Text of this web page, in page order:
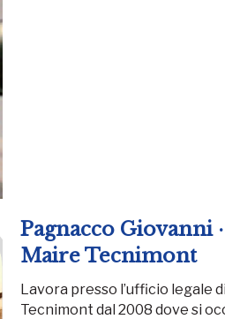
Pagnacco Giovanni ·
Maire Tecnimont
Lavora presso l’ufficio legale
Tecnimont dal 2008 dove si